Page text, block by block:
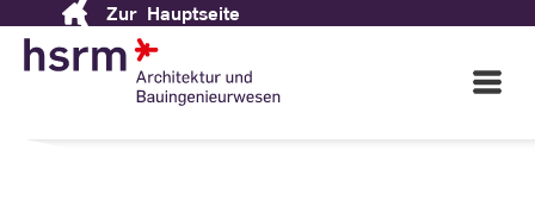
Content
Zur Hauptseite
Open
Main